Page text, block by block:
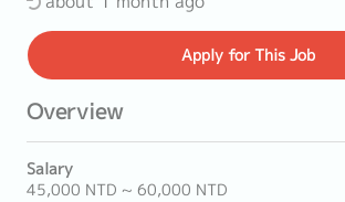
Applyfor This Job
Overview
Salary
45,000 NTD ~ 60,000 NTD